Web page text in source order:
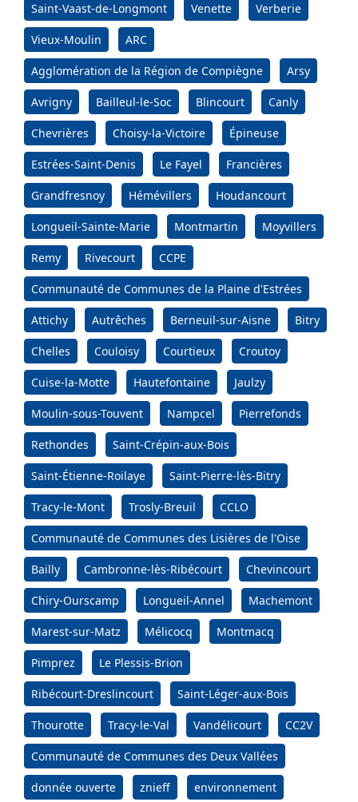
Saint-Vaast-de-Longmont Venette Verberie
Vieux-Moulin ARC
Agglomération de la Région de Compiègne Arsy
Avrigny Bailleul-le-Soc Blincourt Canly
Chevrières Choisy-la-Victoire Épineuse
Estrées-Saint-Denis Le Fayel Francières
Grandfresnoy Hémévillers Houdancourt
Longueil-Sainte-Marie Montmartin Moyvillers
Remy Rivecourt CCPE
Communauté de Communes de la Plaine d'Estrées
Attichy Autrêches Berneuil-sur-Aisne Bitry
Chelles Couloisy Courtieux Croutoy
Cuise-la-Motte Hautefontaine Jaulzy
Moulin-sous-Touvent Nampcel Pierrefonds
Rethondes Saint-Crépin-aux-Bois
Saint-Étienne-Roilaye Saint-Pierre-lès-Bitry
Tracy-le-Mont Trosly-Breuil CCLO
Communauté de Communes des Lisières de l'Oise
Bailly Cambronne-lès-Ribécourt Chevincourt
Chiry-Ourscamp Longueil-Annel Machemont
Marest-sur-Matz Mélicocq Montmacq
Pimprez Le Plessis-Brion
Ribécourt-Dreslincourt Saint-Léger-aux-Bois
Thourotte Tracy-le-Val Vandélicourt CC2V
Communauté de Communes des Deux Vallées
donnée ouverte znieff environnement